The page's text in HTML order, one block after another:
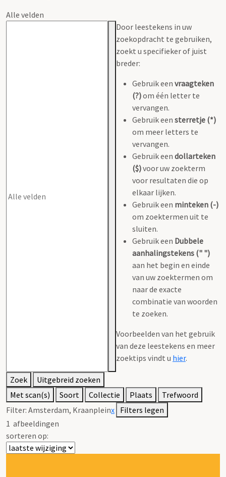
Alle velden
Door leestekens in uw
zoekopdracht te gebruiken,
zoekt u specifieker of juist
breder:
Gebruik een vraagteken
(?)om één letter te
vervangen.
Gebruik een sterretje (*)
om meer letters te
vervangen.
Gebruik een dollarteken
($)voor uw zoekterm
voor resultaten die op
elkaar lijken.
Gebruik een minteken (-)
om zoektermen uit te
sluiten.
Gebruik een Dubbele
aanhalingstekens (" ")
aan het begin en einde
van uw zoektermen om
naar de exacte
combinatie van woorden
te zoeken.
Voorbeelden van het gebruik
van deze leestekens en meer
zoektips vindt u hier.
Zoek
Uitgebreid zoeken
Met scan(s)
Soort Collectie Plaats
Trefwoord
Filter: Amsterdam, Kraanpleinx Filters legen
1 afbeeldingen
sorteren op: